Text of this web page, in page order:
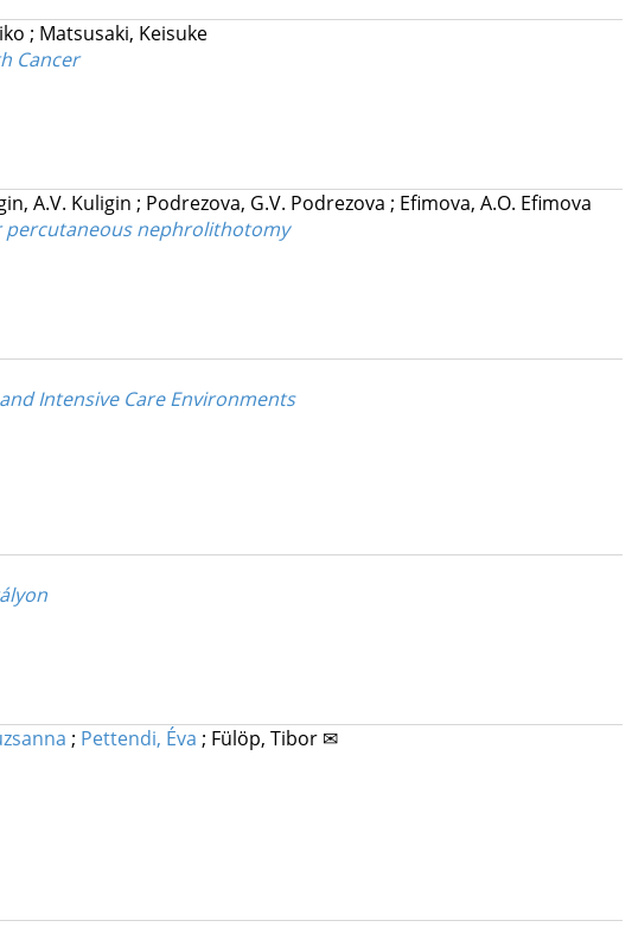
; Matsusaki, Keisuke
Cancer
A.V. Kuligin ; Podrezova, G.V. Podrezova ; Efimova, A.O. Efimova
percutaneous nephrolithotomy
Intensive Care Environments
; Pettendi, Éva ; Fülöp, Tibor ✉